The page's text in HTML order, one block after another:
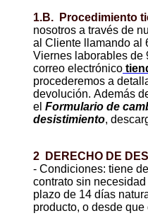
1.B. Procedimiento
nosotros a través de
al Cliente llamando al
Viernes laborables de
correo electrónico
procederemos a
devolución. Además
el Formulario de
desistimiento,
2 DERECHO DE
- Condiciones: tiene
contrato sin
plazo de 14 días
producto, o desde